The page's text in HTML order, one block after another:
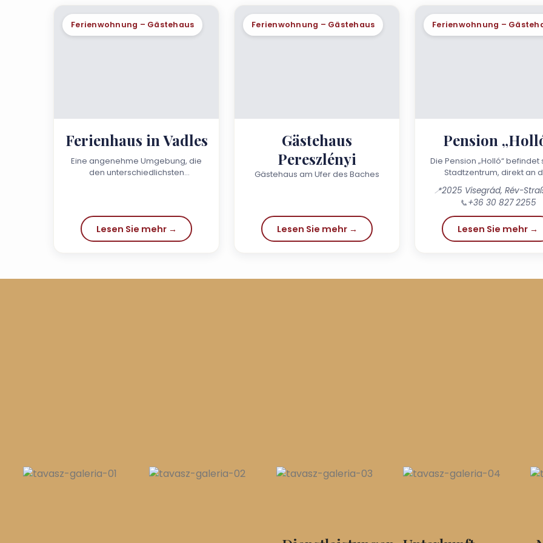
Ferienwohnung – Gästehaus
Ferienhaus in Vadles
Eine angenehme Umgebung, die
den unterschiedlichsten
Lesen Sie mehr →
Ferienwohnung – Gästehaus
Gästehaus
Pereszlényi
Gästehaus am Ufer des Baches
Lesen Sie mehr →
Ferienwohnung –
Pension
Die Pension „Holló“ befindet
Stadtzentrum, direkt an
Hauptstraße 11,
Fähranlegestelle von
📍2025 Visegrád, Rév-
📞+36 30 827 2255
Lesen Sie mehr →